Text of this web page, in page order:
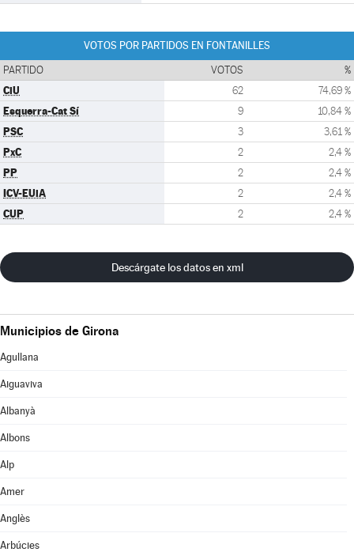
VOTOS POR PARTIDOS EN FONTANILLES
PARTIDO VOTOS %
CiU 62 74,69 %
Esquerra-Cat Sí 9 10,84 %
PSC 3 3,61 %
PxC 2 2,4 %
PP 2 2,4 %
ICV-EUiA 2 2,4 %
CUP 2 2,4 %
Descárgate los datos en xml
Municipios de Girona
Agullana
Aiguaviva
Albanyà
Albons
Alp
Amer
Anglès
Arbúcies